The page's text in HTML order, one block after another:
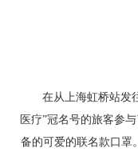
在从上海虹桥站发往
医疗”冠名号的旅客参
备的可爱的联名款口罩